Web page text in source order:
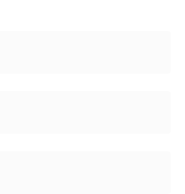
す。
ーチを採用しています。2024
では、React、Next.js、Astr
AWSを中心に使用していま
た案件もあります。クラウド
することで、スピード感と柔